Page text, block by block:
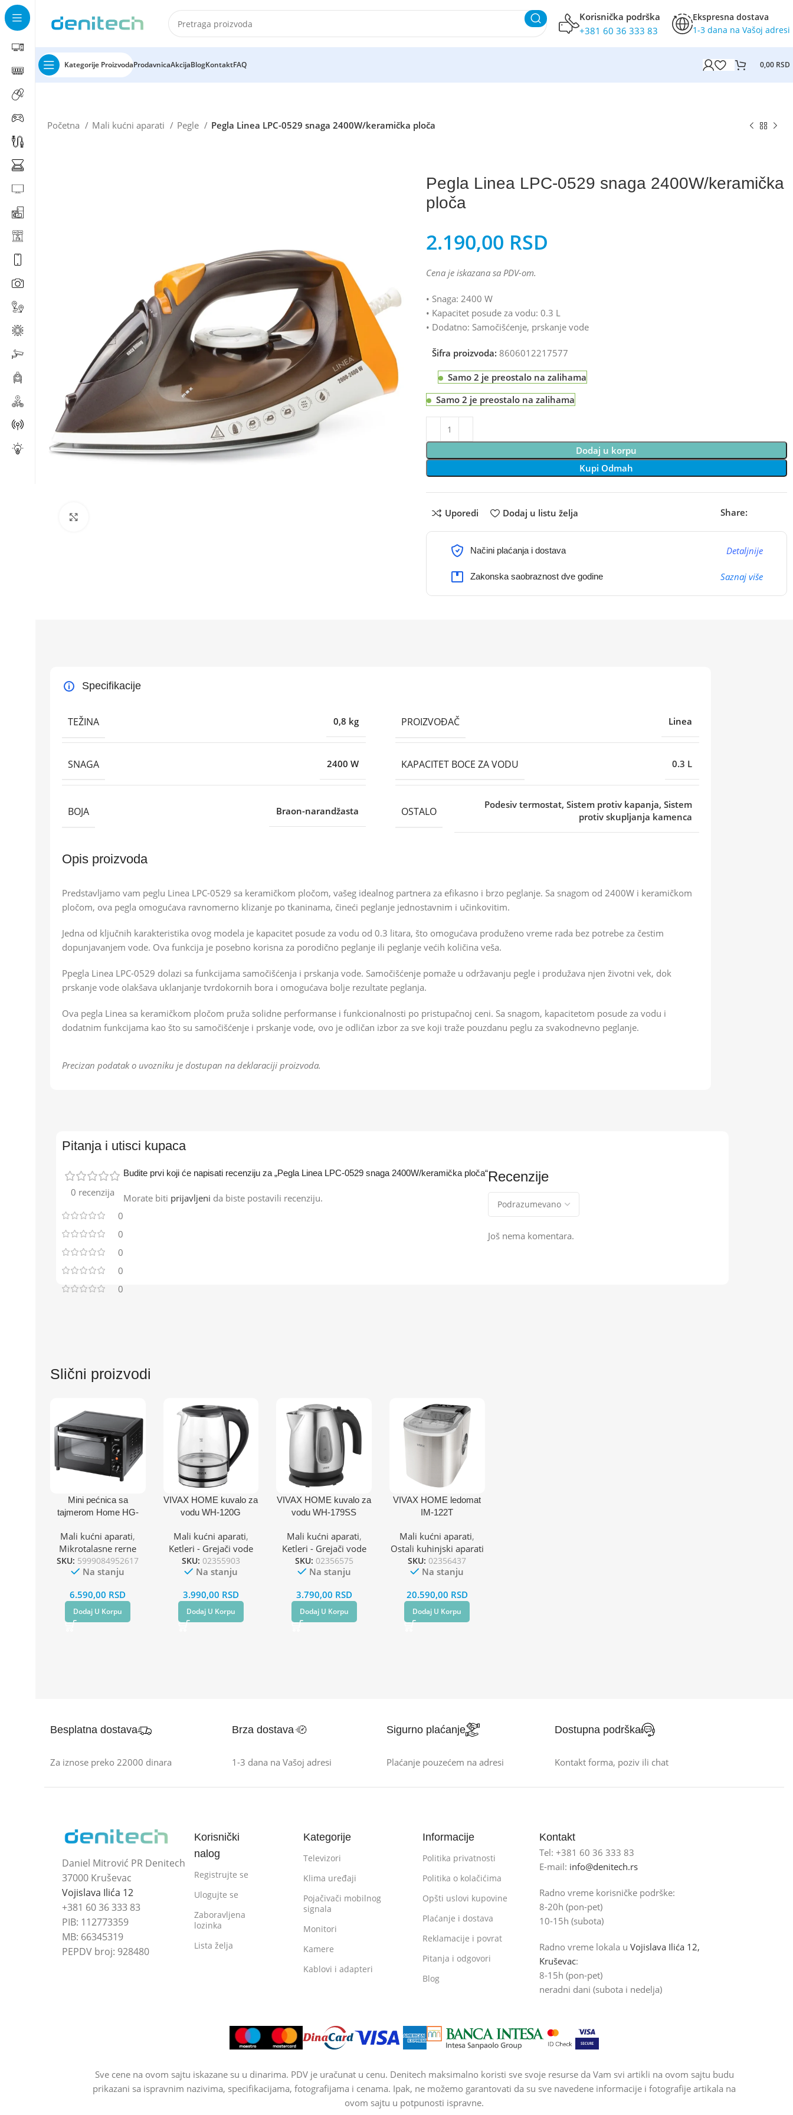
Korisnička podrška
+381 60 36 333 83
Ekspresna dostava
1-3 dana na Vašoj adresi
Kategorije ProizvodaProdavnicaAkcijaBlogKontaktFAQ 0,00 RSD
Početna Mali kućni aparati Pegle Pegla Linea LPC-0529 snaga 2400W/keramička ploča
Pegla Linea LPC-0529 snaga 2400W/keramička
ploča
2.190,00 RSD
Cena je iskazana sa PDV-om.
• Snaga: 2400 W
• Kapacitet posude za vodu: 0.3 L
• Dodatno: Samočišćenje, prskanje vode
Šifra proizvoda: 8606012217577
Samo 2 je preostalo na zalihama
Samo 2 je preostalo na zalihama
Dodaj u korpu
Kupi Odmah
Uporedi Dodaj u listu želja Share:
Načini plaćanja i dostava Detaljnije
Zakonska saobraznost dve godine Saznaj više
Specifikacije
TEŽINA 0,8 kg PROIZVOĐAČ Linea
SNAGA 2400 W KAPACITET BOCE ZA VODU 0.3 L
BOJA Braon-narandžasta OSTALO
Podesiv termostat, Sistem protiv kapanja, Sistem
protiv skupljanja kamenca
Opis proizvoda
Predstavljamo vam peglu Linea LPC-0529 sa keramičkom pločom, vašeg idealnog partnera za efikasno i brzo peglanje. Sa snagom od 2400W i keramičkom
pločom, ova pegla omogućava ravnomerno klizanje po tkaninama, čineći peglanje jednostavnim i učinkovitim.
Jedna od ključnih karakteristika ovog modela je kapacitet posude za vodu od 0.3 litara, što omogućava produženo vreme rada bez potrebe za čestim
dopunjavanjem vode. Ova funkcija je posebno korisna za porodično peglanje ili peglanje većih količina veša.
Ppegla Linea LPC-0529 dolazi sa funkcijama samočišćenja i prskanja vode. Samočišćenje pomaže u održavanju pegle i produžava njen životni vek, dok
prskanje vode olakšava uklanjanje tvrdokornih bora i omogućava bolje rezultate peglanja.
Ova pegla Linea sa keramičkom pločom pruža solidne performanse i funkcionalnosti po pristupačnoj ceni. Sa snagom, kapacitetom posude za vodu i
dodatnim funkcijama kao što su samočišćenje i prskanje vode, ovo je odličan izbor za sve koji traže pouzdanu peglu za svakodnevno peglanje.
Precizan podatak o uvozniku je dostupan na deklaraciji proizvoda.
Pitanja i utisci kupaca
0 recenzija
0
0
0
0
0
Recenzije
Još nema komentara.
Budite prvi koji će napisati recenziju za „Pegla Linea LPC-0529 snaga 2400W/keramička ploča“
Morate biti prijavljeni da biste postavili recenziju.
Slični proizvodi
Mini pećnica sa
tajmerom Home HG-
Mali kućni aparati,
Mikrotalasne rerne
SKU: 5999084952617
Na stanju
6.590,00 RSD
Dodaj U Korpu
VIVAX HOME kuvalo za
vodu WH-120G
Mali kućni aparati,
Ketleri - Grejači vode
SKU: 02355903
Na stanju
3.990,00 RSD
Dodaj U Korpu
VIVAX HOME kuvalo za
vodu WH-179SS
Mali kućni aparati,
Ketleri - Grejači vode
SKU: 02356575
Na stanju
3.790,00 RSD
Dodaj U Korpu
VIVAX HOME ledomat
IM-122T
Mali kućni aparati,
Ostali kuhinjski aparati
SKU: 02356437
Na stanju
20.590,00 RSD
Dodaj U Korpu
Besplatna dostava
Za iznose preko 22000 dinara
Brza dostava
1-3 dana na Vašoj adresi
Sigurno plaćanje
Plaćanje pouzećem na adresi
Dostupna podrška
Kontakt forma, poziv ili chat
Daniel Mitrović PR Denitech
37000 Kruševac
Vojislava Ilića 12
+381 60 36 333 83
PIB: 112773359
MB: 66345319
PEPDV broj: 928480
Korisnički
nalog
Registrujte se
Ulogujte se
Zaboravljena
lozinka
Lista želja
Kategorije
Televizori
Klima uređaji
Pojačivači mobilnog
signala
Monitori
Kamere
Kablovi i adapteri
Informacije
Politika privatnosti
Politika o kolačićima
Opšti uslovi kupovine
Plaćanje i dostava
Reklamacije i povrat
Pitanja i odgovori
Blog
Kontakt
Tel: +381 60 36 333 83
E-mail: info@denitech.rs
Radno vreme korisničke podrške:
8-20h (pon-pet)
10-15h (subota)
Radno vreme lokala u Vojislava Ilića 12,
Kruševac:
8-15h (pon-pet)
neradni dani (subota i nedelja)
Sve cene na ovom sajtu iskazane su u dinarima. PDV je uračunat u cenu. Denitech maksimalno koristi sve svoje resurse da Vam svi artikli na ovom sajtu budu
prikazani sa ispravnim nazivima, specifikacijama, fotografijama i cenama. Ipak, ne možemo garantovati da su sve navedene informacije i fotografije artikala na
ovom sajtu u potpunosti ispravne.